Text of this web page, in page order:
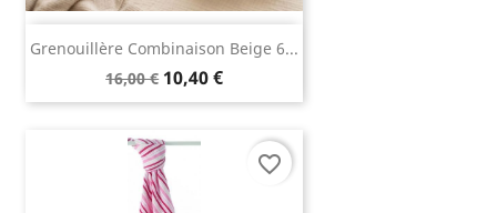
Grenouillère Combinaison Beige 6...
16,00 € 10,40 €
favorite_border